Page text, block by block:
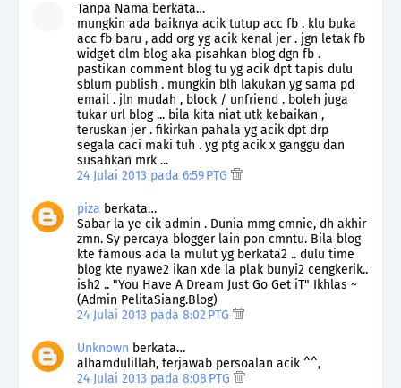
Tanpa Nama berkata…
mungkin ada baiknya acik tutup acc fb . klu buka
acc fb baru , add org yg acik kenal jer . jgn letak fb
widget dlm blog aka pisahkan blog dgn fb .
pastikan comment blog tu yg acik dpt tapis dulu
sblum publish . mungkin blh lakukan yg sama pd
email . jln mudah , block / unfriend . boleh juga
tukar url blog ... bila kita niat utk kebaikan ,
teruskan jer . fikirkan pahala yg acik dpt drp
segala caci maki tuh . yg ptg acik x ganggu dan
susahkan mrk ...
24 Julai 2013 pada 6:59 PTG
piza berkata…
Sabar la ye cik admin . Dunia mmg cmnie, dh akhir
zmn. Sy percaya blogger lain pon cmntu. Bila blog
kte famous ada la mulut yg berkata2 .. dulu time
blog kte nyawe2 ikan xde la plak bunyi2 cengkerik..
ish2 .. "You Have A Dream Just Go Get iT" Ikhlas ~
(Admin PelitaSiang.Blog)
24 Julai 2013 pada 8:02 PTG
Unknown berkata…
alhamdulillah, terjawab persoalan acik ^^,
24 Julai 2013 pada 8:08 PTG